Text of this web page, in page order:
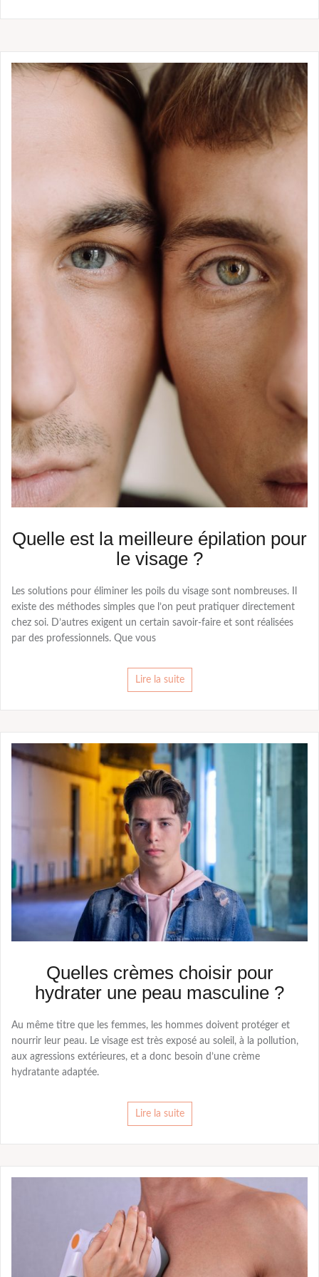
Quelle est la meilleure épilation pour
le visage ?
Les solutions pour éliminer les poils du visage sont nombreuses. Il
existe des méthodes simples que l’on peut pratiquer directement
chez soi. D’autres exigent un certain savoir-faire et sont réalisées
par des professionnels. Que vous
Lire la suite
Quelles crèmes choisir pour
hydrater une peau masculine ?
Au même titre que les femmes, les hommes doivent protéger et
nourrir leur peau. Le visage est très exposé au soleil, à la pollution,
aux agressions extérieures, et a donc besoin d’une crème
hydratante adaptée.
Lire la suite